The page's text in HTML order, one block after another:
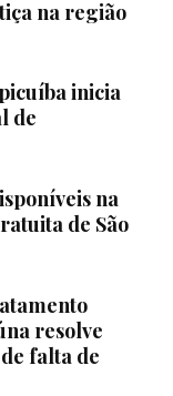
na região
inicia
de
na
de São
resolve
falta de